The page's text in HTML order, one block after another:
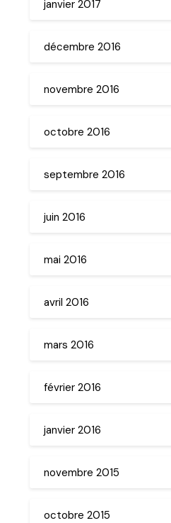
janvier 2017
décembre 2016
novembre 2016
octobre 2016
septembre 2016
juin 2016
mai 2016
avril 2016
mars 2016
février 2016
janvier 2016
novembre 2015
octobre 2015